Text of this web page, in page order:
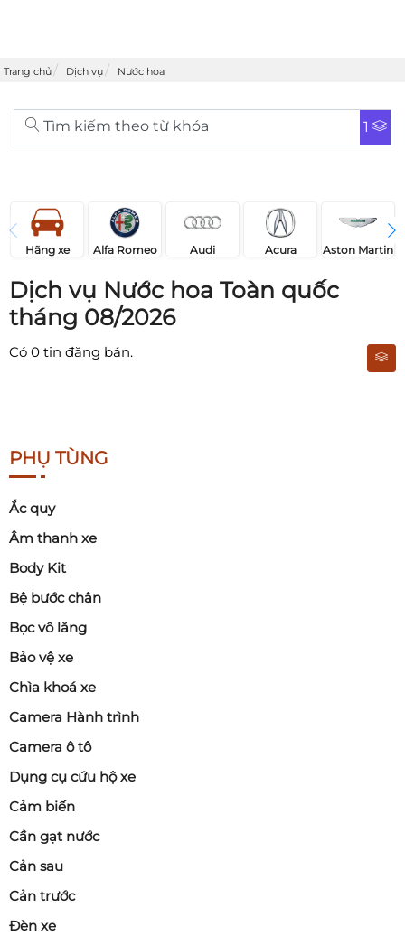
Trang chủ Dịch vụ Nước hoa
Tìm kiếm theo từ khóa 1
Hãng xe Alfa Romeo Audi Acura Aston Martin
Dịch vụ Nước hoa Toàn quốc
tháng 08/2026
Có 0 tin đăng bán.
PHỤ TÙNG
Ắc quy
Âm thanh xe
Body Kit
Bệ bước chân
Bọc vô lăng
Bảo vệ xe
Chìa khoá xe
Camera Hành trình
Camera ô tô
Dụng cụ cứu hộ xe
Cảm biến
Cần gạt nước
Cản sau
Cản trước
Đèn xe